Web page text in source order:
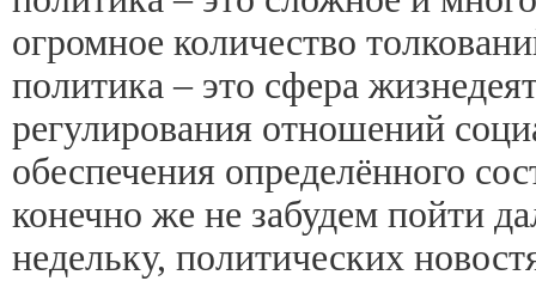
огромное количество
политика – это сфера
регулирования отношений
обеспечения определённого
конечно же не забудем пойти
недельку, политических